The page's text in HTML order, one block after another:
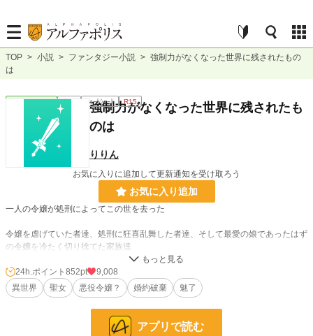
TOP > 小説 > ファンタジー小説 > 強制力がなくなった世界に残されたもの
は
ファンタジー 完結 ｼｮｰﾄｼｮｰﾄ R15
強制力がなくなった世界に残されたも
のは
りりん
お気に入りに追加して更新通知を受け取ろう
お気に入り追加
一人の令嬢が処刑によってこの世を去った
令嬢を虐げていた者達、処刑に狂喜乱舞した者達、そして最愛の娘であったはず
の令嬢を冷たく切り捨てた家族達
世界の強制力が解けたその瞬間、その世界はどうなるのか
その世界を狂わせたものは
1,538 位 / 228,589 件
24h.ポイント 852pt
9,008
異世界
聖女 悪役令嬢？ 婚約破棄 魅了
アプリで読む